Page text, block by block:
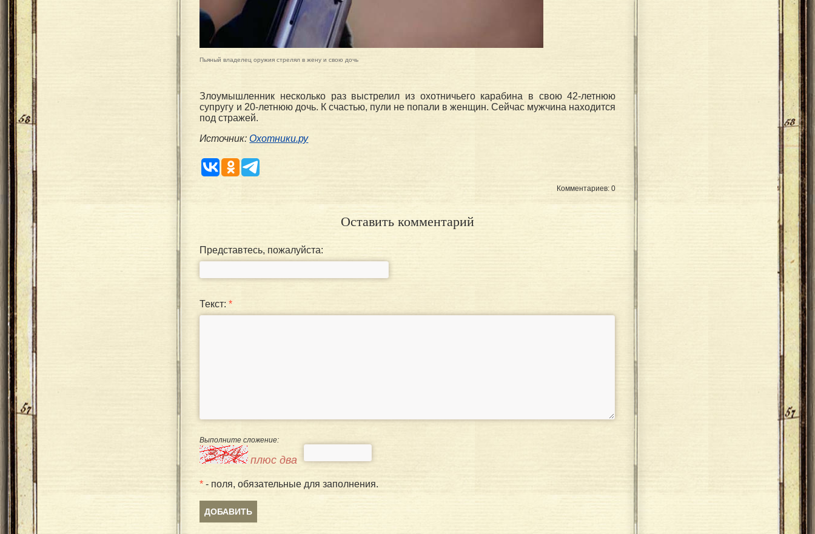
Пьяный владелец оружия стрелял в жену и свою дочь
Злоумышленник несколько раз выстрелил из охотничьего карабина в свою 42-летнюю
супругу и 20-летнюю дочь. К счастью, пули не попали в женщин. Сейчас мужчина находится
под стражей.
Источник:Охотники.ру
Комментариев: 0
Оставить комментарий
Представтесь, пожалуйста:
Текст:*
Выполните сложение:
плюс два
* - поля, обязательные для заполнения.